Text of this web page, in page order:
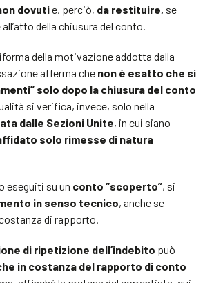
dovutie, perciò, da restituire, se
della chiusura del conto.
della motivazione addotta dalla
afferma che non è esatto che si
solo dopo la chiusura del conto
si verifica, invece, solo nella
dalle Sezioni Unite, in cui siano
solo rimesse di natura
eseguiti su un conto “scoperto”, si
in senso tecnico, anche se
di rapporto.
di ripetizione dell’indebito può
in costanza del rapporto di conto